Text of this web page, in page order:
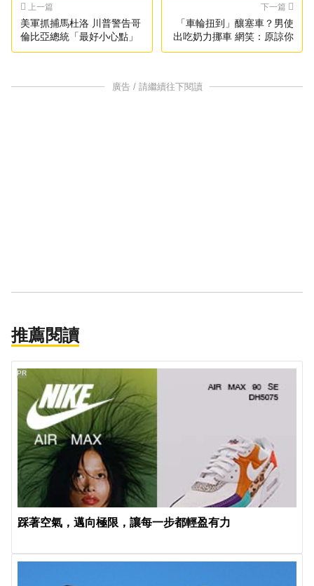
上一篇
美軍抓捕馬杜洛 川普警告哥
倫比亞總統「最好小心點」
下一篇
「車輪扭到」釀塞車？男使
出吃奶力挪車 網笑：原諒你
廣告 / 請繼續往下閱讀
推薦閱讀
踩著空氣，邁向極限，讓每一步都輕盈有力
PR